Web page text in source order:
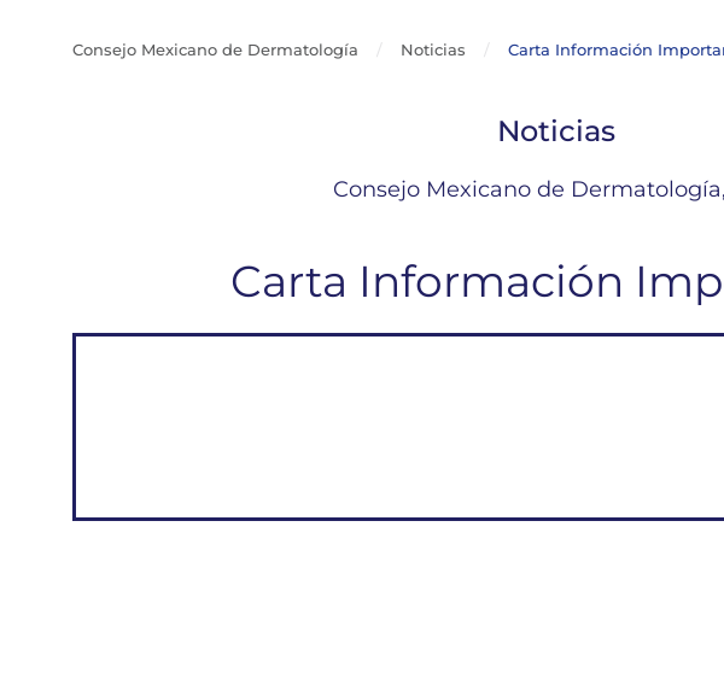
Consejo Mexicano de Dermatología Noticias Carta Información
Noticias
Consejo Mexicano de
Carta Información